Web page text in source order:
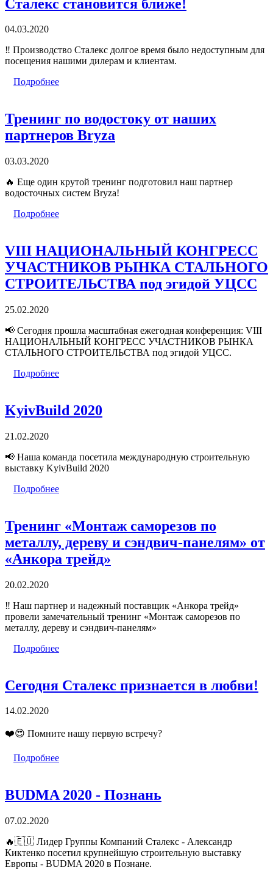
Сталекс становится ближе!
04.03.2020
‼️ Производство Сталекс долгое время было недоступным для
посещения нашими дилерам и клиентам.
Подробнее
Тренинг по водостоку от наших
партнеров Bryza
03.03.2020
🔥 Еще один крутой тренинг подготовил наш партнер
водосточных систем Bryza!
Подробнее
VIII НАЦИОНАЛЬНЫЙ КОНГРЕСС
УЧАСТНИКОВ РЫНКА СТАЛЬНОГО
СТРОИТЕЛЬСТВА под эгидой УЦСС
25.02.2020
📢 Сегодня прошла масштабная ежегодная конференция: VIII
НАЦИОНАЛЬНЫЙ КОНГРЕСС УЧАСТНИКОВ РЫНКА
СТАЛЬНОГО СТРОИТЕЛЬСТВА под эгидой УЦСС.
Подробнее
KyivBuild 2020
21.02.2020
📢 Наша команда посетила международную строительную
выставку KyivBuild 2020
Подробнее
Тренинг «Монтаж саморезов по
металлу, дереву и сэндвич-панелям» от
«Анкора трейд»
20.02.2020
‼️ Наш партнер и надежный поставщик «Анкора трейд»
провели замечательный тренинг «Монтаж саморезов по
металлу, дереву и сэндвич-панелям»
Подробнее
Сегодня Сталекс признается в любви!
14.02.2020
❤️😍 Помните нашу первую встречу?
Подробнее
BUDMA 2020 - Познань
07.02.2020
🔥🇪🇺 Лидер Группы Компаний Сталекс - Александр
Киктенко посетил крупнейшую строительную выставку
Европы - BUDMA 2020 в Познане.